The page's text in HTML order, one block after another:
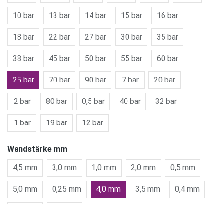
10 bar 13 bar 14 bar 15 bar 16 bar
18 bar 22 bar 27 bar 30 bar 35 bar
38 bar 45 bar 50 bar 55 bar 60 bar
25 bar 70 bar 90 bar 7 bar 20 bar
2 bar 80 bar 0,5 bar 40 bar 32 bar
1 bar 19 bar 12 bar
Wandstärke mm
4,5 mm
3,0 mm 1,0 mm 2,0 mm 0,5 mm
5,0 mm 0,25 mm 4,0 mm 3,5 mm 0,4 mm